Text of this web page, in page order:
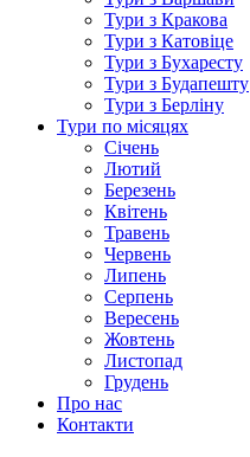
Тури з Кракова
Тури з Катовіце
Тури з Бухаресту
Тури з Будапешту
Тури з Берліну
Тури по місяцях
Січень
Лютий
Березень
Квітень
Травень
Червень
Липень
Серпень
Вересень
Жовтень
Листопад
Грудень
Про нас
Контакти